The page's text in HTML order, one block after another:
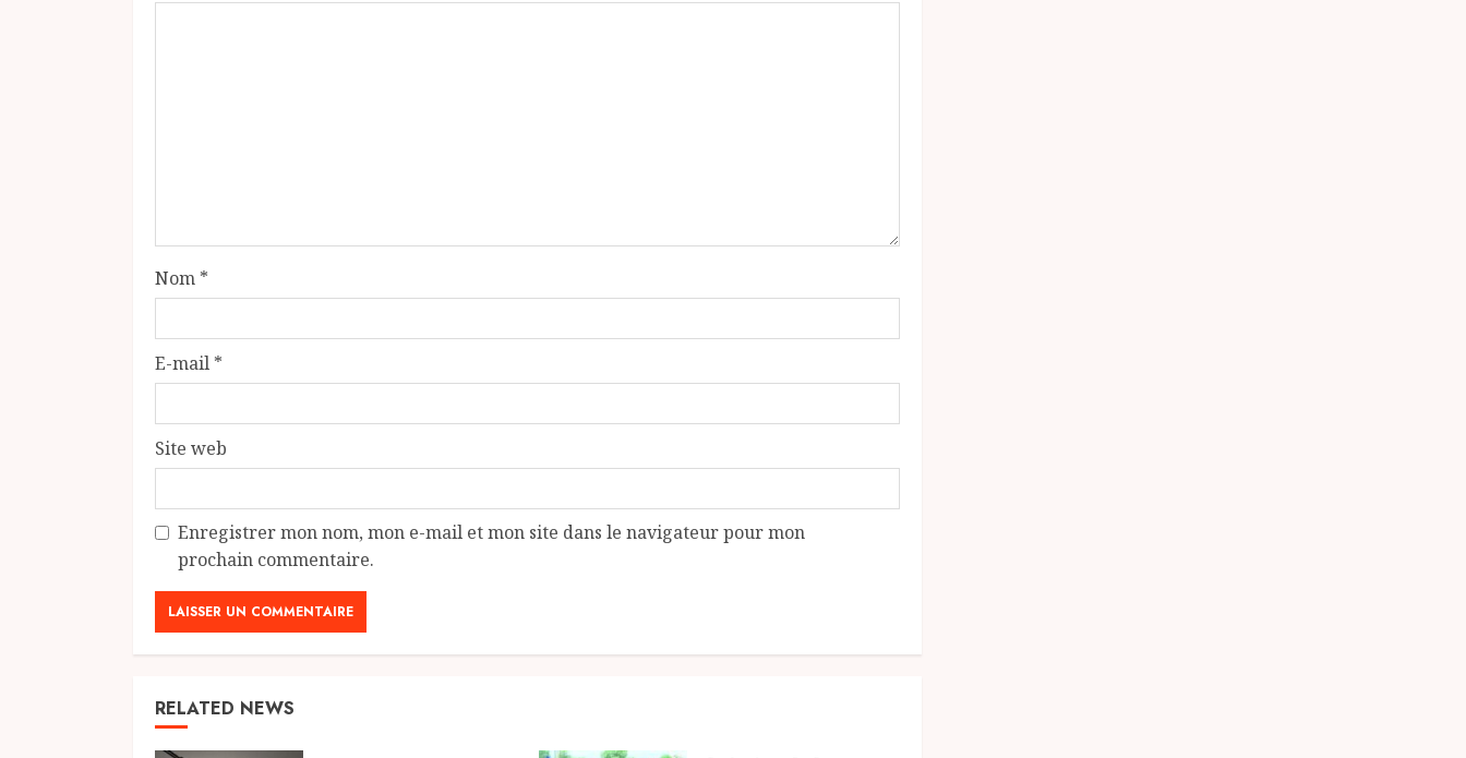
Nom *
E-mail *
Site web
Enregistrer mon nom, mon e-mail et mon site dans le navigateur pour mon
prochain commentaire.
RELATED NEWS